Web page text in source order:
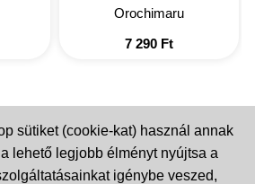
Orochimaru
7 290 Ft
sütiket (cookie-kat) használ annak
lehető legjobb élményt nyújtsa a
igénybe veszed,